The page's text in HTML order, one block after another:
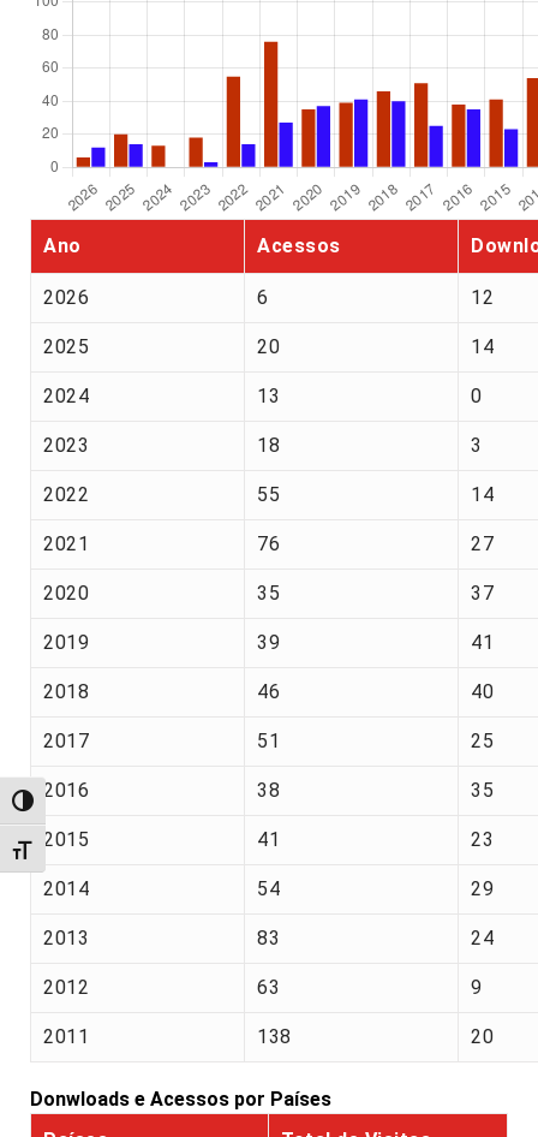
Alternar alto contraste
Alternar tamanho da fonte
Ano Acessos
2026 6 12
2025 20 14
2024 13 0
2023 18 3
2022 55 14
2021 76 27
2020 35 37
2019 39 41
2018 46 40
2017 51 25
2016 38 35
2015 41 23
2014 54 29
2013 83 24
2012 63 9
2011 138 20
Donwloads e Acessos por Países